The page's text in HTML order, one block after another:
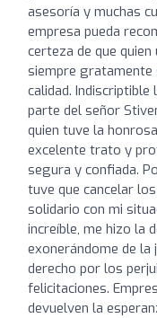
asesoría y muchas
empresa pueda
certeza de que
siempre gratamente
calidad.
parte del señor
quien tuve la
excelente trato y
segura y confiada.
tuve que cancelar
solidario con mi
increíble, me hizo la
exonerándome de la
derecho por los
felicitaciones.
devuelven la